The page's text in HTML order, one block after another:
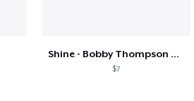
Shine - Bobby Thompson Band Merch
$7